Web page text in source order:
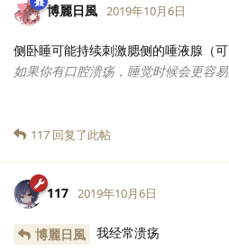
博麗日風 2019年10月6日
侧卧睡可能持续刺激腮侧的唾液腺（可
如果你有口腔溃疡，睡觉时候会更容
117 回复了此帖
117 2019年10月6日
博麗日風 我经常溃疡